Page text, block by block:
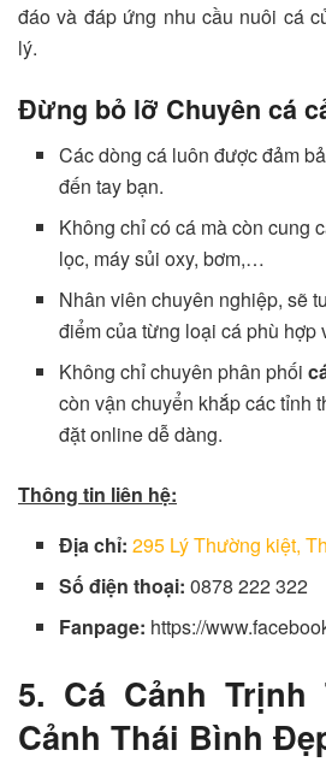
đáo và đáp ứng nhu cầu nuôi cá
lý.
Đừng bỏ lỡ Chuyên cá
Các dòng cá luôn được đảm
đến tay bạn.
Không chỉ có cá mà còn cung
lọc, máy sủi oxy, bơm,…
Nhân viên chuyên nghiệp, sẽ
điểm của từng loại cá phù hợp
Không chỉ chuyên phân phối
còn vận chuyển khắp các tỉnh
đặt online dễ dàng.
Thông tin liên hệ:
Địa chỉ: 295 Lý Thường kiệt,
Số điện thoại: 0878 222 322
Fanpage: https://
5. Cá Cảnh Trịnh
Cảnh Thái Bình